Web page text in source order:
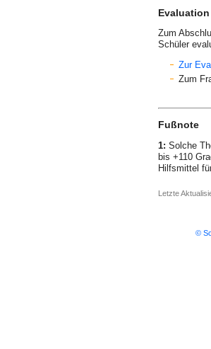
Evaluation
Zum
Schüler
Zur
Zum
Fußnote
1: Solche
bis +110
Hilfsmittel
Letzte
©